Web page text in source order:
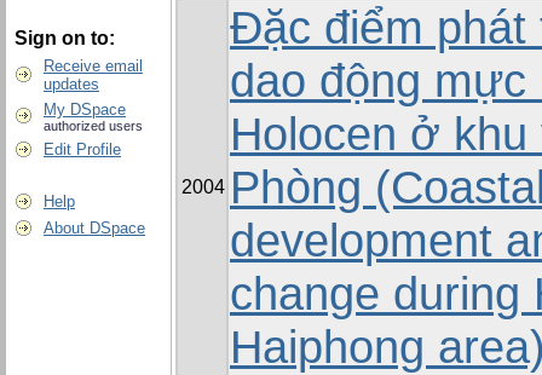
Sign on to:
Receive email
updates
My DSpace
authorized users
Edit Profile
Help
About DSpace
2004
Đặc điểm phát
dao động mực
Holocen ở
Phòng
development
change during
Haiphong